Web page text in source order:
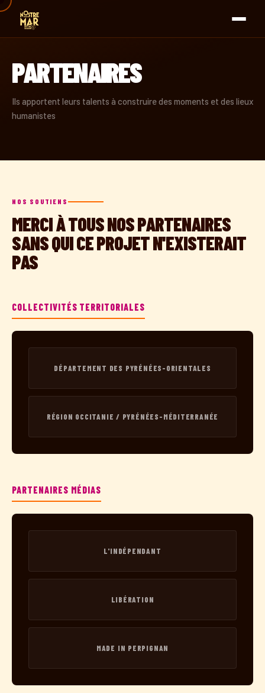
PARTENAIRES
Ils apportent leurs talents à construire des moments et des lieux
humanistes
NOS SOUTIENS
MERCI À TOUS NOS PARTENAIRES
SANS QUI CE PROJET N'EXISTERAIT
PAS
COLLECTIVITÉS TERRITORIALES
DÉPARTEMENT DES PYRÉNÉES-ORIENTALES
RÉGION OCCITANIE / PYRÉNÉES-MÉDITERRANÉE
PARTENAIRES MÉDIAS
L'INDÉPENDANT
LIBÉRATION
MADE IN PERPIGNAN